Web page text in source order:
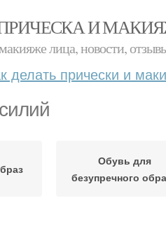
И
лица, новости,
делать прически и
Обувь для
безупречного